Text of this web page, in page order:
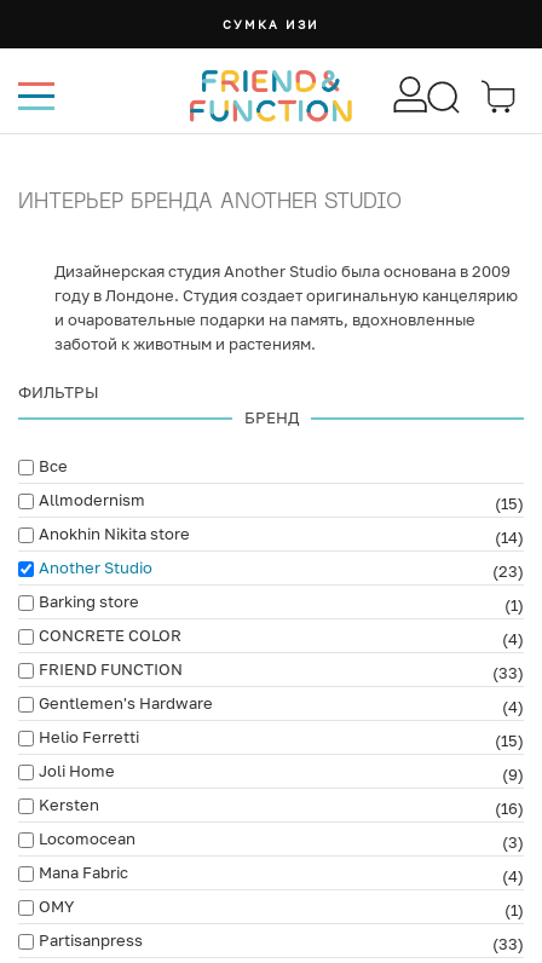
СУМКА ИЗИ
ИНТЕРЬЕР БРЕНДА ANOTHER STUDIO
Дизайнерская студия Another Studio была основана в 2009
году в Лондоне. Студия создает оригинальную канцелярию
и очаровательные подарки на память, вдохновленные
заботой к животным и растениям.
ФИЛЬТРЫ
БРЕНД
Все
Allmodernism
(15)
Anokhin Nikita store
(14)
Another Studio
(23)
Barking store
(1)
CONCRETE COLOR
(4)
FRIEND FUNCTION
(33)
Gentlemen's Hardware
(4)
Helio Ferretti
(15)
Joli Home
(9)
Kersten
(16)
Locomocean
(3)
Mana Fabric
(4)
OMY
(1)
Partisanpress
(33)